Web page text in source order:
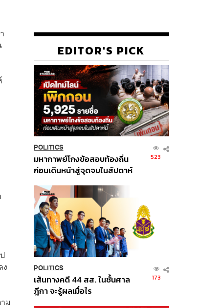
ง
ม
EDITOR'S PICK
POLITICS
มหากาพย์โกงข้อสอบท้องถิ่น
ก่อนเดินหน้าสู่จุดจบในสัปดาห์
523
POLITICS
เส้นทางคดี 44 สส. ในชั้นศาล
ฎีกา จะรู้ผลเมื่อไร
173